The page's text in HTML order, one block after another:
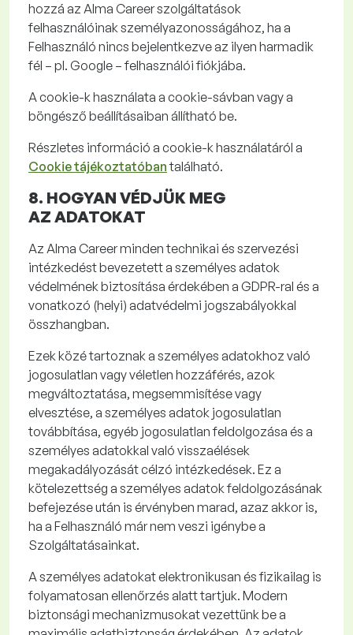
hozzá az Alma Careerszolgáltatások
felhasználóinak személyazonosságához, ha a
Felhasználó nincs bejelentkezve az ilyen harmadik
fél – pl. Google – felhasználói fiókjába.
Acookie-k használata a cookie-sávban vagy a
böngésző beállításaiban állítható be.
Részletes információ a cookie-k használatáról a
Cookie tájékoztatóban található.
8. HOGYAN VÉDJÜK MEG
AZ ADATOKAT
Az Alma Careerminden technikai és szervezési
intézkedést bevezetett a személyes adatok
védelmének biztosítása érdekében a GDPR-ral és a
vonatkozó (helyi) adatvédelmi jogszabályokkal
összhangban.
Ezek közé tartoznak a személyes adatokhoz való
jogosulatlan vagy véletlen hozzáférés, azok
megváltoztatása, megsemmisítése vagy
elvesztése, a személyes adatok jogosulatlan
továbbítása, egyéb jogosulatlan feldolgozása és a
személyes adatokkal való visszaélések
megakadályozását célzó intézkedések. Ez a
kötelezettség a személyes adatok feldolgozásának
befejezése után is érvényben marad, azaz akkor is,
ha a Felhasználó már nem veszi igénybe a
Szolgáltatásainkat.
A személyes adatokat elektronikusan és fizikailag is
folyamatosan ellenőrzés alatt tartjuk. Modern
biztonsági mechanizmusokat vezettünk be a